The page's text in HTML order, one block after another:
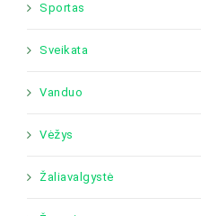
Sportas
Sveikata
Vanduo
Vėžys
Žaliavalgystė